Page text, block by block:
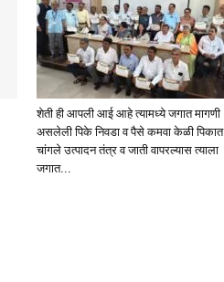
शेती ही आपली आई आहे त्यामध्ये जगात मागणी
असलेली पिके निवडा व पैसे कमवा केळी पिकात
चांगले उत्पादन तंत्र व जाती वापरल्यास त्याला
जगात...